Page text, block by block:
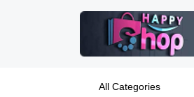
All Categories